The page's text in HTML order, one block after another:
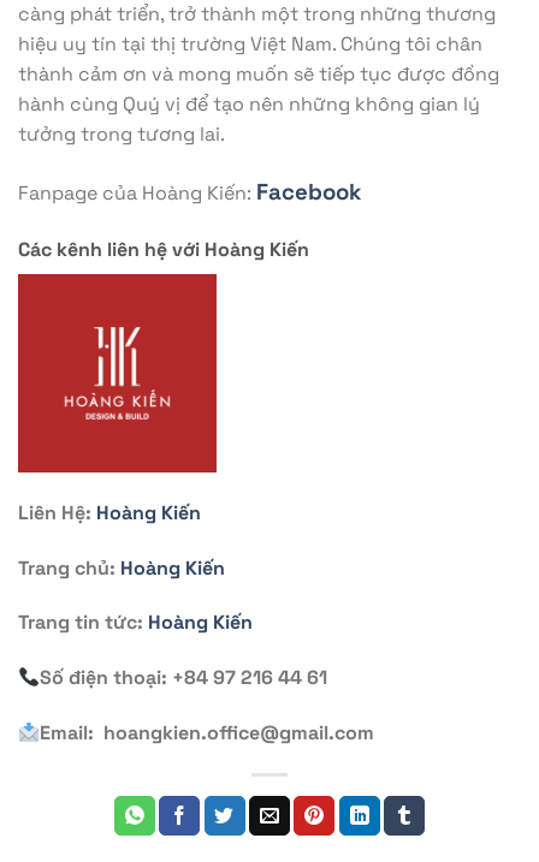
càng phát triển, trở thành một trong những thương
hiệu uy tín tại thị trường Việt Nam. Chúng tôi chân
thành cảm ơn và mong muốn sẽ tiếp tục được đồng
hành cùng Quý vị để tạo nên những không gian lý
tưởng trong tương lai.
Fanpage của Hoàng Kiến: Facebook
Các kênh liên hệ với Hoàng Kiến
Liên Hệ: Hoàng Kiến
Trang chủ: Hoàng Kiến
Trang tin tức: Hoàng Kiến
Số điện thoại: +84 97 216 44 61
Email: hoangkien.office@gmail.com